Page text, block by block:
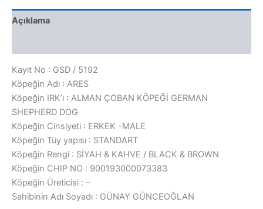
Açıklama
Kayıt No : GSD / 5192
Köpeğin Adı : ARES
Köpeğin IRK’ı : ALMAN ÇOBAN KÖPEĞİ GERMAN
SHEPHERD DOG
Köpeğin Cinsiyeti : ERKEK -MALE
Köpeğin Tüy yapısı : STANDART
Köpeğin Rengi : SİYAH & KAHVE / BLACK & BROWN
Köpeğin CHIP NO : 900193000073383
Köpeğin Üreticisi : –
Sahibinin Adı Soyadı : GÜNAY GÜNCEOĞLAN